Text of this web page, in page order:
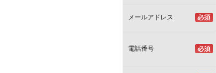
メールアドレス
電話番号